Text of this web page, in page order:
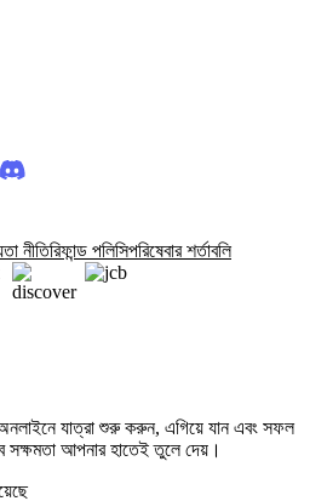
নীতিরিফান্ড পলিসিপরিষেবার শর্তাবলি
যাত্রা শুরু করুন, এগিয়ে যান এবং সফল
আপনার হাতেই তুলে দেয়।